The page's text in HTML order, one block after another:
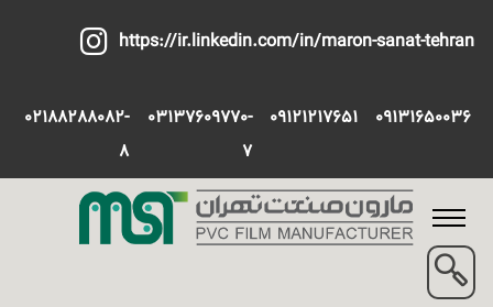
https://ir.linkedin.com/in/maron-sanat-tehran
09131650036
09121217651
03137609770-
7
02188288082-
8